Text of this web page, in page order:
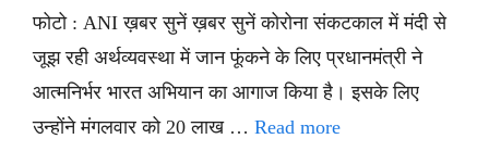
फोटो : ANI ख़बर सुनें ख़बर सुनें कोरोना संकटकाल में मंदी से
जूझ रही अर्थव्यवस्था में जान फूंकने के लिए प्रधानमंत्री ने
आत्मनिर्भर भारत अभियान का आगाज किया है। इसके लिए
उन्होंने मंगलवार को 20 लाख … Read more